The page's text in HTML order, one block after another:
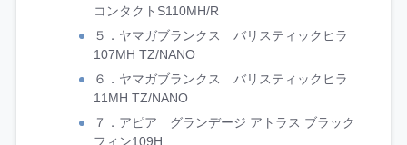
コンタクトS110MH/R
５．ヤマガブランクス バリスティックヒラ
107MH TZ/NANO
６．ヤマガブランクス バリスティックヒラ
11MH TZ/NANO
７．アピア グランデージ アトラス ブラック
フィン109H